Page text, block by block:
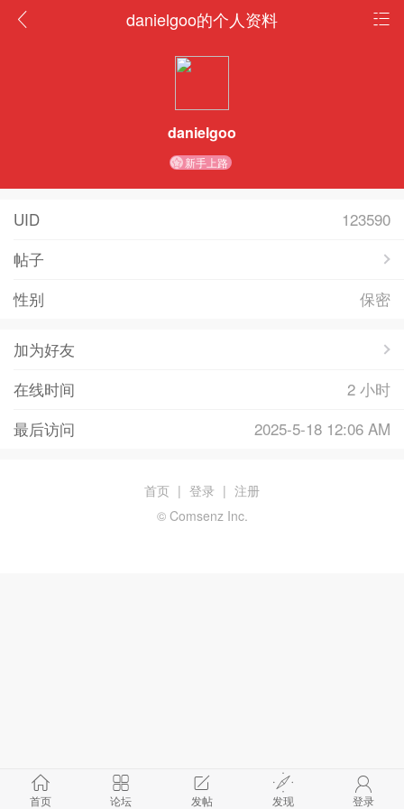
danielgoo的个人资料
danielgoo
新手上路
UID
123590
帖子
性别
保密
加为好友
在线时间
2 小时
最后访问
2025-5-18 12:06 AM
首页 论坛 发帖 发现 登录
首页 | 登录 | 注册
© Comsenz Inc.